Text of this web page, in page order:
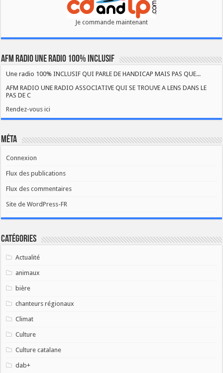
Je commande maintenant
AFM RADIO UNE RADIO 100% INCLUSIF
Une radio 100% INCLUSIF QUI PARLE DE HANDICAP MAIS PAS QUE...
AFM RADIO UNE RADIO ASSOCIATIVE QUI SE TROUVE A LENS DANS LE
PAS DE C
Rendez-vous ici
Méta
Connexion
Flux des publications
Flux des commentaires
Site de WordPress-FR
Catégories
Actualité
animaux
bière
chanteurs régionaux
Climat
Culture
Culture catalane
dab+